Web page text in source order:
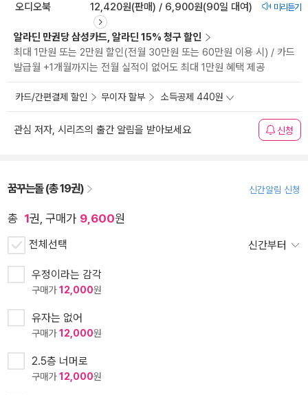
오디오북 12,420원(판매) / 6,900원(90일 대여) 미리듣기
알라딘 만권당 삼성카드, 알라딘 15% 청구 할인
최대 1만원 또는 2만원 할인(전월 30만원 또는 60만원 이용 시) / 카드
발급월 +1개월까지는 전월 실적이 없어도 최대 1만원 혜택 제공
카드/간편결제 할인 무이자 할부 소득공제 440원
관심 저자, 시리즈의 출간 알림을 받아보세요 신청
꿈꾸는돌 (총 19권) 신간알림 신청
총 1권, 구매가 9,600원
전체선택 신간부터
우정이라는 감각
구매가12,000원
유자는 없어
구매가12,000원
2.5층 너머로
구매가12,000원